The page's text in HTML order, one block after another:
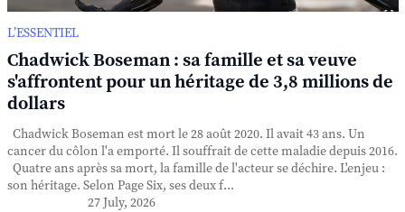
L’ESSENTIEL
Chadwick Boseman : sa famille et sa veuve
s'affrontent pour un héritage de 3,8 millions de
dollars
Chadwick Boseman est mort le 28 août 2020. Il avait 43 ans. Un
cancer du côlon l'a emporté. Il souffrait de cette maladie depuis 2016.
Quatre ans après sa mort, la famille de l'acteur se déchire. L'enjeu :
son héritage. Selon Page Six, ses deux f...
27 July, 2026